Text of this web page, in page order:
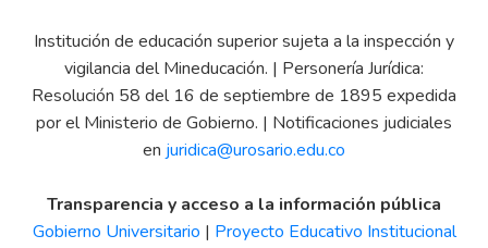
Institución de educación superior sujeta a la inspección y
vigilancia del Mineducación. | Personería Jurídica:
Resolución 58 del 16 de septiembre de 1895 expedida
por el Ministerio de Gobierno. | Notificaciones judiciales
en juridica@urosario.edu.co
Transparencia y acceso a la información pública
Gobierno Universitario | Proyecto Educativo Institucional